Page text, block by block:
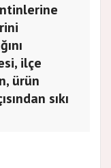
ilçe
ürün
sıkı